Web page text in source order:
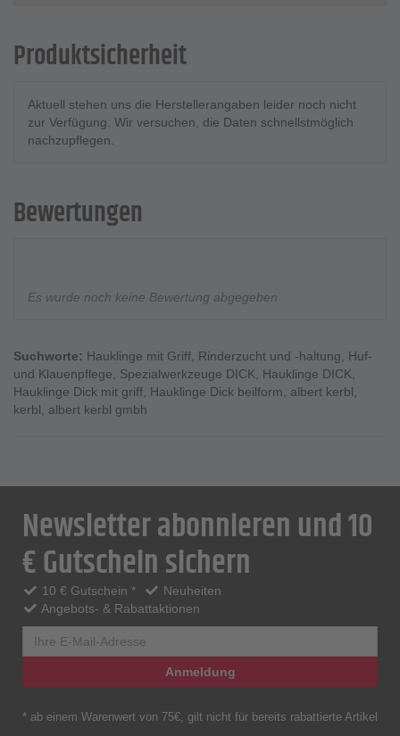
Produktsicherheit
Aktuell stehen uns die Herstellerangaben leider noch nicht
zur Verfügung. Wir versuchen, die Daten schnellstmöglich
nachzupflegen.
Bewertungen
Es wurde noch keine Bewertung abgegeben
Suchworte: Hauklinge mit Griff, Rinderzucht und -haltung, Huf-
und Klauenpflege, Spezialwerkzeuge DICK, Hauklinge DICK,
Hauklinge Dick mit griff, Hauklinge Dick beilform, albert kerbl,
kerbl, albert kerbl gmbh
Newsletter abonnieren und 10
€ Gutschein sichern
10 € Gutschein *
Neuheiten
Angebots- & Rabattaktionen
Anmeldung
* ab einem Warenwert von 75€, gilt nicht für bereits rabattierte Artikel